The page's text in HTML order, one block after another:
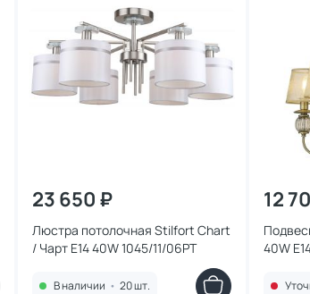
23 650 ₽
Люстра потолочная Stilfort Chart
/ Чарт E14 40W 1045/11/06PT
В наличии • 20 шт.
12
40W